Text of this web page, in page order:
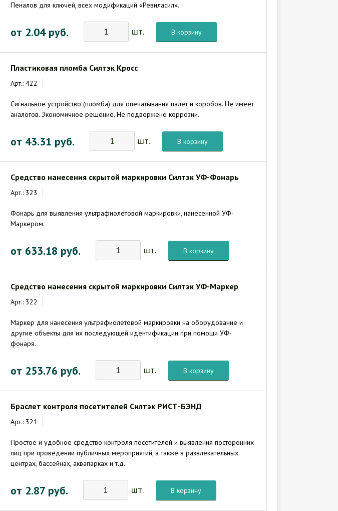
Пеналов для ключей, всех модификаций «Ревиласил».
от 2.04 руб. шт. В корзину
Пластиковая пломба Силтэк Кросс
Арт.: 422
Сигнальное устройство (пломба) для опечатывания палет и коробов. Не имеет
аналогов. Экономичное решение. Не подвержено коррозии.
от 43.31 руб. шт. В корзину
Средство нанесения скрытой маркировки Силтэк УФ-Фонарь
Арт.: 323
Фонарь для выявления ультрафиолетовой маркировки, нанесенной УФ-
Маркером.
от 633.18 руб. шт. В корзину
Средство нанесения скрытой маркировки Силтэк УФ-Маркер
Арт.: 322
Маркер для нанесения ультрафиолетовой маркировки на оборудование и
другие объекты для их последующей идентификации при помощи УФ-
фонаря.
от 253.76 руб. шт. В корзину
Браслет контроля посетителей Силтэк РИСТ-БЭНД
Арт.: 321
Простое и удобное средство контроля посетителей и выявления посторонних
лиц при проведении публичных мероприятий, а также в развлекательных
центрах, бассейнах, аквапарках и т.д.
от 2.87 руб. шт. В корзину